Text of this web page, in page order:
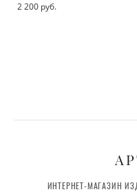
2 200 pуб.
ИНТЕРНЕТ-МАГАЗИН